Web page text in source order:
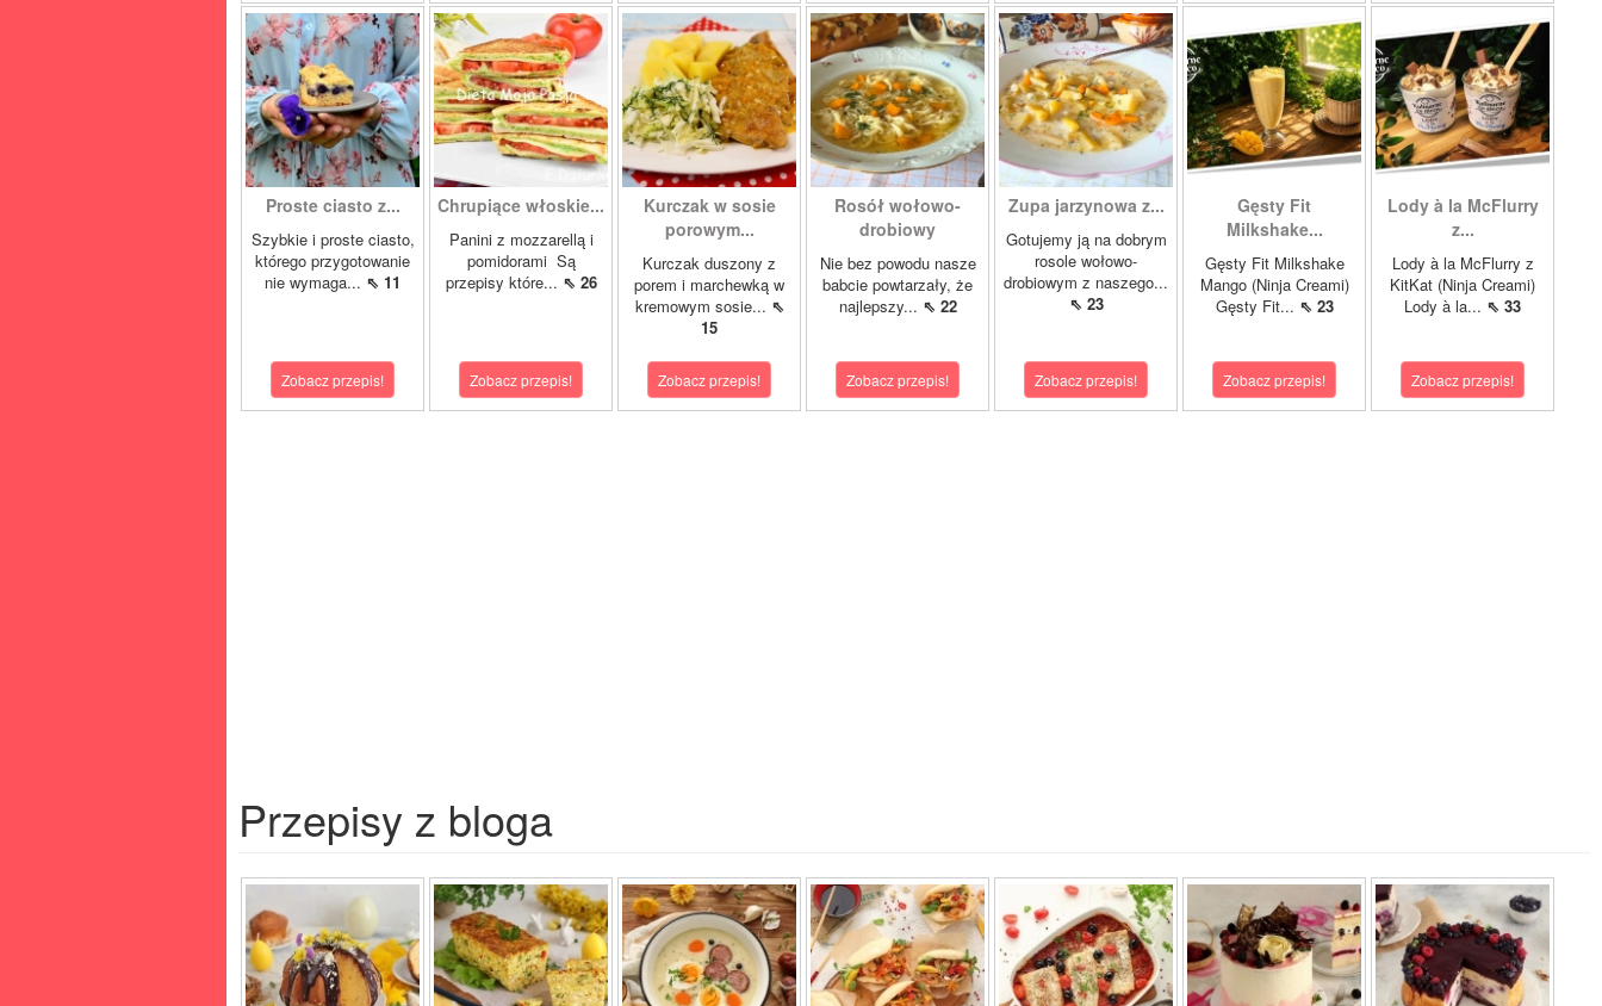
Proste ciasto z...
Szybkie i proste ciasto,
którego przygotowanie
nie wymaga... ⇖ 11
Zobacz przepis!
Chrupiące włoskie...
Panini z mozzarellą i
pomidorami Są
przepisy które... ⇖ 26
Zobacz przepis!
Kurczak w sosie
porowym...
Kurczak duszony z
porem i marchewką w
kremowym sosie... ⇖
15
Zobacz przepis!
Rosół wołowo-
drobiowy
Nie bez powodu nasze
babcie powtarzały, że
najlepszy... ⇖ 22
Zobacz przepis!
Zupa jarzynowa z...
Gotujemy ją na dobrym
rosole wołowo-
drobiowym z naszego...
⇖ 23
Zobacz przepis!
Gęsty Fit
Milkshake...
Gęsty Fit Milkshake
Mango (Ninja Creami)
Gęsty Fit... ⇖ 23
Zobacz przepis!
Lody à la McFlurry
z...
Lody à la McFlurry z
KitKat (Ninja Creami)
Lody à la... ⇖ 33
Zobacz przepis!
Przepisy z bloga